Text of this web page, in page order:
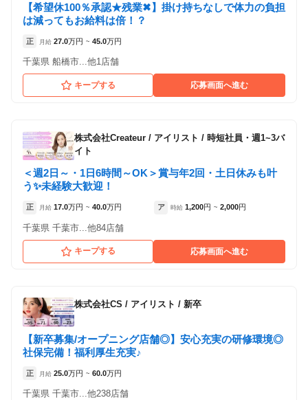
【希望休100％承認★残業✖︎】掛け持ちなしで体力の負担
は減ってもお給料は倍！？
正 月給 27.0万円 ~ 45.0万円
千葉県 船橋市...他1店舗
キープする 応募画面へ進む
株式会社Createur / アイリスト / 時短社員・週1~3バ
イト
＜週2日～・1日6時間～OK＞賞与年2回・土日休みも叶
う✨未経験大歓迎！
正 月給 17.0万円 ~ 40.0万円 ア 時給 1,200円 ~ 2,000円
千葉県 千葉市...他84店舗
キープする 応募画面へ進む
株式会社CS / アイリスト / 新卒
【新卒募集/オープニング店舗◎】安心充実の研修環境◎
社保完備！福利厚生充実♪
正 月給 25.0万円 ~ 60.0万円
千葉県 千葉市...他238店舗